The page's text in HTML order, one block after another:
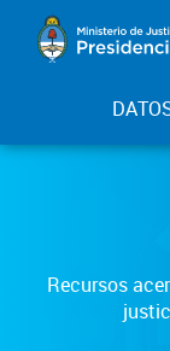
Recursos